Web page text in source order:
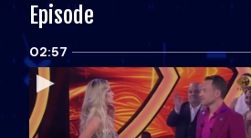
Episode
02:57